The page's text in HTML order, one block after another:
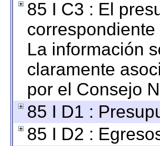
85 I C3 : El
La información
claramente
por el Consejo
85 I D1 :
85 I D2 :